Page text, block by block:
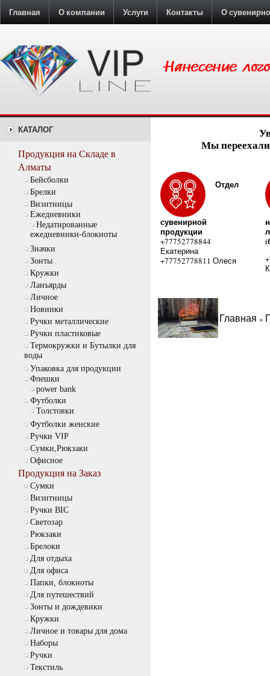
Главная О компании Услуги Контакты О
КАТАЛОГ
Продукция на Складе в
Алматы
Бейсболки
Брелки
Визитницы
Ежедневники
Недатированные
ежедневники-блокноты
Значки
Зонты
Кружки
Ланъярды
Личное
Новинки
Ручки металлические
Ручки пластиковые
Термокружки и Бутылки для
воды
Упаковка для продукции
Флешки
power bank
Футболки
Толстовки
Футболки женские
Ручки VIP
Сумки,Рюкзаки
Офисное
Продукция на Заказ
Cумки
Визитницы
Ручки BIC
Светозар
Рюкзаки
Брелоки
Для отдыха
Для офиса
Папки, блокноты
Для путешествий
Зонты и дождевики
Кружки
Личное и товары для дома
Наборы
Ручки
Текстиль
Мы
Отдел
сувенирной
продукции
+77752778844
Екатерина
+77752778811 Олеся
Главная »